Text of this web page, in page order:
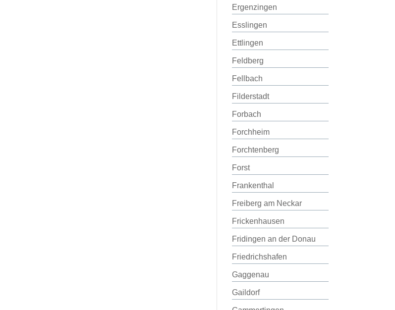
Ergenzingen
Esslingen
Ettlingen
Feldberg
Fellbach
Filderstadt
Forbach
Forchheim
Forchtenberg
Forst
Frankenthal
Freiberg am Neckar
Frickenhausen
Fridingen an der Donau
Friedrichshafen
Gaggenau
Gaildorf